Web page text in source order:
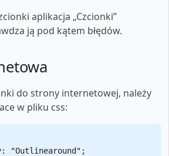
aplikacja „Czcionki”
ją pod kątem błędów.
do strony internetowej, należy
w pliku css:
"Outlinearound";